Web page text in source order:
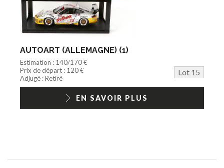
AUTOART (ALLEMAGNE) (1)
Estimation : 140/170 €
Prix de départ : 120 €
Lot 15
Adjugé : Retiré
EN SAVOIR PLUS